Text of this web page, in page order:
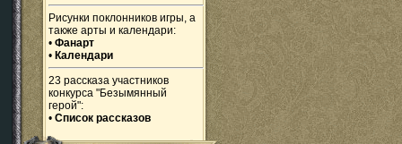
Рисунки поклонников игры, а
также арты и календари:
• Фанарт
• Календари
23 рассказа участников
конкурса "Безымянный
герой":
• Список рассказов